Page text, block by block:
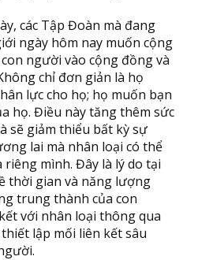
các Tập Đoàn mà đang
ngày hôm nay muốn cộng
người vào cộng đồng và
chỉ đơn giản là họ
lực cho họ; họ muốn bạn
họ. Điều này tăng thêm sức
sẽ giảm thiểu bất kỳ sự
lai mà nhân loại có thể
mình. Đây là lý do tại
thời gian và năng lượng
trung thành của con
với nhân loại thông qua
lập mối liên kết sâu